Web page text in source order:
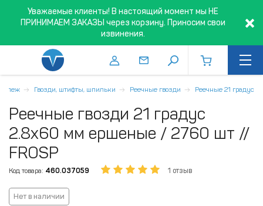
Уважаемые клиенты! В настоящий момент мы НЕ
ПРИНИМАЕМ ЗАКАЗЫ через корзину. Приносим свои
извинения.
Гвозди, штифты, шпильки Реечные гвозди Реечные 21 градус
Реечные гвозди 21 градус
2.8х60 мм ершеные / 2760 шт //
FROSP
Код товара: 460.037059 1 отзыв
Нет в наличии